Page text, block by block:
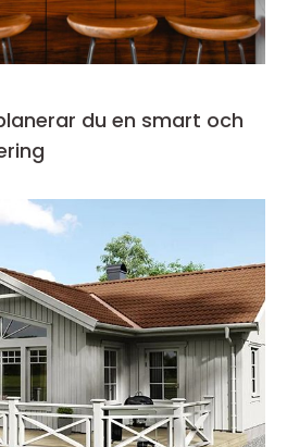
du en smart och